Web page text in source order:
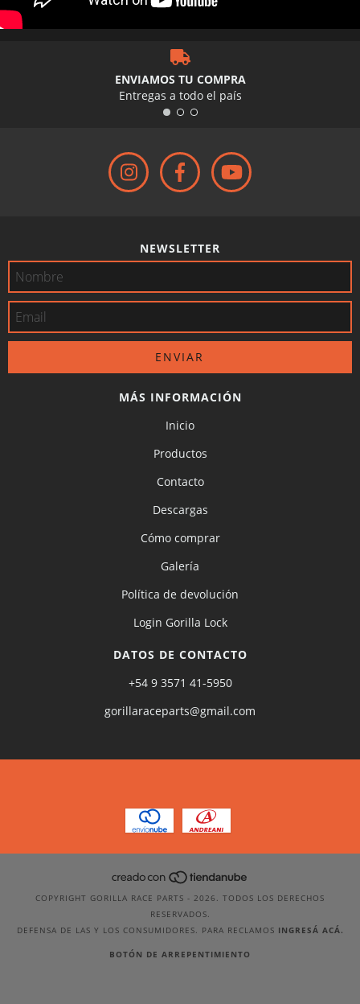
ENVIAMOS TU COMPRA
Entregas a todo el país
NEWSLETTER
MÁS INFORMACIÓN
Inicio
Productos
Contacto
Descargas
Cómo comprar
Galería
Política de devolución
Login Gorilla Lock
DATOS DE CONTACTO
+54 9 3571 41-5950
gorillaraceparts@gmail.com
COPYRIGHT GORILLA RACE PARTS - 2026. TODOS LOS DERECHOS
RESERVADOS.
DEFENSA DE LAS Y LOS CONSUMIDORES. PARA RECLAMOS INGRESÁ ACÁ.
BOTÓN DE ARREPENTIMIENTO